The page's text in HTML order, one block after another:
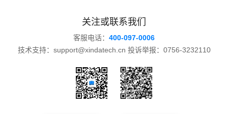
关注或联系我们
客服电话： 400-097-0006
技术支持：support@xindatech.cn 投诉举报：0756-3232110